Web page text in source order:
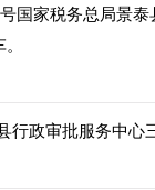
国家税务总局景
行政审批服务中心